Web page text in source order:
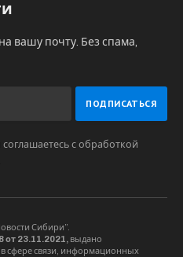
вашу почту. Без спама,
с обработкой
Сибири”.
23.11.2021, выдано
сфере связи, информационных